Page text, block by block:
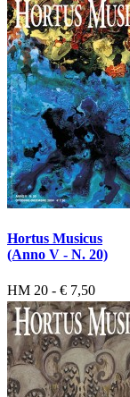
Hortus Musicus
(Anno V - N. 20)
HM 20 - € 7,50